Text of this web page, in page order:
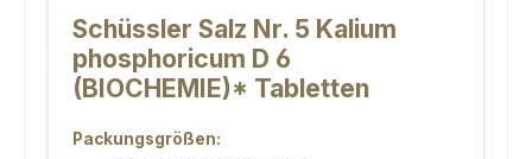
Schüssler Salz Nr. 5 Kalium
phosphoricum D 6
(BIOCHEMIE)* Tabletten
Packungsgrößen: